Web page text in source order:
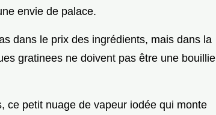
envie de palace.
dans le prix des ingrédients, mais dans la
gratinees ne doivent pas être une bouillie
ce petit nuage de vapeur iodée qui monte